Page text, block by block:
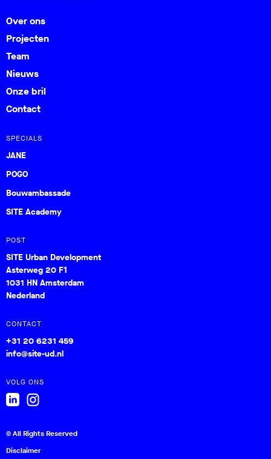
Over ons
Projecten
Team
Nieuws
Onze bril
Contact
SPECIALS
JANE
POGO
Bouwambassade
SITE Academy
POST
SITE Urban Development
Asterweg 20 F1
1031 HN Amsterdam
Nederland
CONTACT
+31 20 6231 459
info@site-ud.nl
VOLG ONS
© All Rights Reserved
Disclaimer